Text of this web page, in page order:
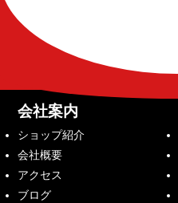
会社案内
ショップ紹介
会社概要
アクセス
ブログ